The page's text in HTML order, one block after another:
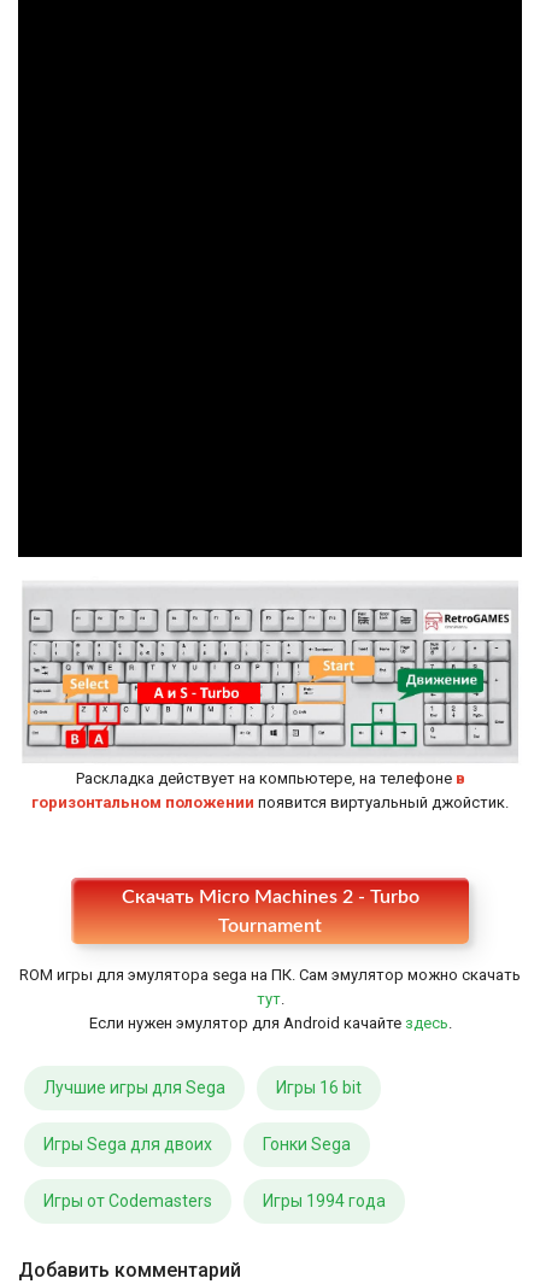
Раскладка действует на компьютере, на телефоне в
горизонтальном положении появится виртуальный джойстик.
Скачать Micro Machines 2 - Turbo
Tournament
ROM игры для эмулятора sega на ПК. Сам эмулятор можно скачать
тут.
Если нужен эмулятор для Android качайте здесь.
Лучшие игры для Sega Игры 16 bit
Игры Sega для двоих Гонки Sega
Игры от Codemasters Игры 1994 года
Добавить комментарий